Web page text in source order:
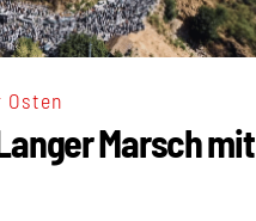
Marsch mit